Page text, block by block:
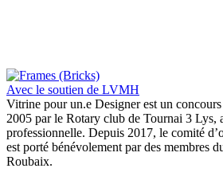
Avec le soutien de LVMH
Vitrine pour un.e Designer est un
2005 par le Rotary club de Tournai 3 Lys,
professionnelle. Depuis 2017, le comité
est porté bénévolement par des membres
Roubaix.